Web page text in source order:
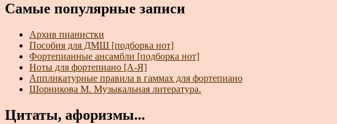
Самые популярные записи
Архив пианистки
Пособия для ДМШ [подборка нот]
Фортепианные ансамбли [подборка нот]
Ноты для фортепиано [А-Я]
Аппликатурные правила в гаммах для фортепиано
Шорникова М. Музыкальная литература.
Цитаты, афоризмы...